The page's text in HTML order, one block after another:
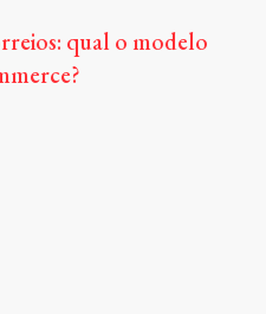
qual o modelo